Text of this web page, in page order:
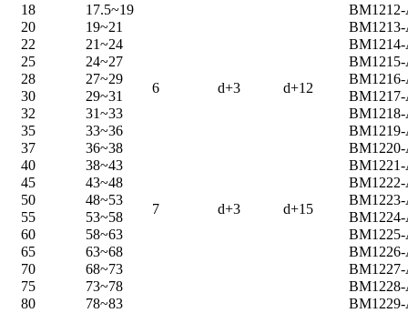
18
17.5~19
20
19~21
6 d+3 d+12
22
21~24
25
24~27
28
27~29
30
29~31
32
31~33
35
33~36
37
36~38
40
38~43
7 d+3 d+15
45
43~48
50
48~53
55
53~58
60
58~63
65
63~68
70
68~73
75
73~78
80
78~83